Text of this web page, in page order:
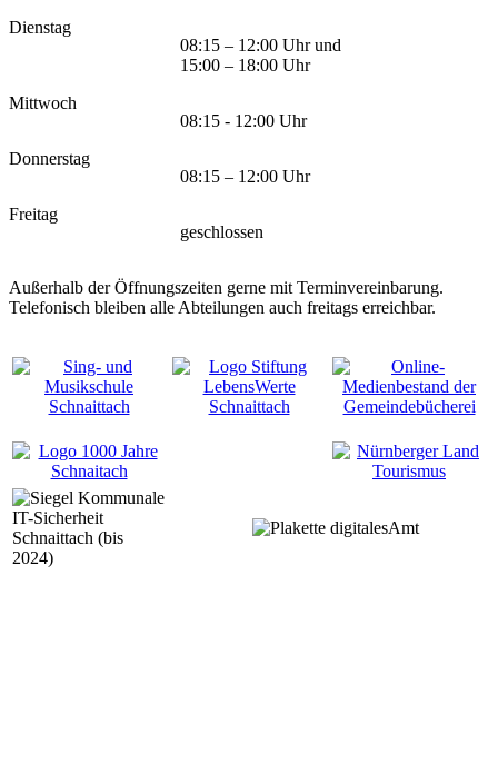
Dienstag
08:15 – 12:00 Uhr und
15:00 – 18:00 Uhr
Mittwoch
08:15 - 12:00 Uhr
Donnerstag
08:15 – 12:00 Uhr
Freitag
geschlossen
Außerhalb der Öffnungszeiten gerne mit Terminvereinbarung.
Telefonisch bleiben alle Abteilungen auch freitags erreichbar.